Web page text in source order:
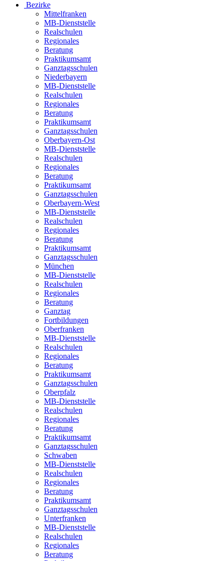
Bezirke
Mittelfranken
MB-Dienststelle
Realschulen
Regionales
Beratung
Praktikumsamt
Ganztagsschulen
Niederbayern
MB-Dienststelle
Realschulen
Regionales
Beratung
Praktikumsamt
Ganztagsschulen
Oberbayern-Ost
MB-Dienststelle
Realschulen
Regionales
Beratung
Praktikumsamt
Ganztagsschulen
Oberbayern-West
MB-Dienststelle
Realschulen
Regionales
Beratung
Praktikumsamt
Ganztagsschulen
München
MB-Dienststelle
Realschulen
Regionales
Beratung
Ganztag
Fortbildungen
Oberfranken
MB-Dienststelle
Realschulen
Regionales
Beratung
Praktikumsamt
Ganztagsschulen
Oberpfalz
MB-Dienststelle
Realschulen
Regionales
Beratung
Praktikumsamt
Ganztagsschulen
Schwaben
MB-Dienststelle
Realschulen
Regionales
Beratung
Praktikumsamt
Ganztagsschulen
Unterfranken
MB-Dienststelle
Realschulen
Regionales
Beratung